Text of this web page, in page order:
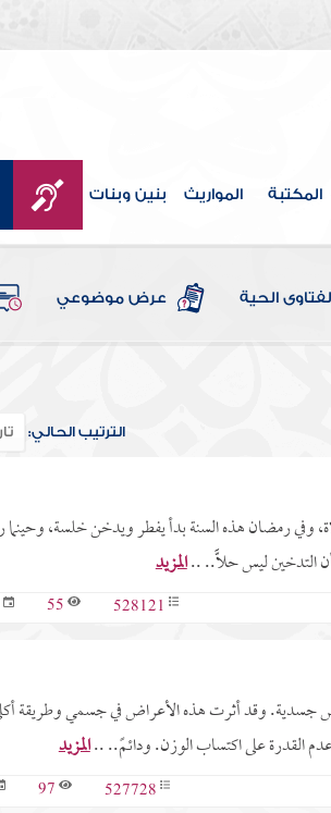
المكتبة المواريث بنين وبنات
الحية عرض موضوعي
الترتيب الحالي:
وفي رمضان هذه السنة بدأ يفطر ويدخن خلسة،
أن التدخين ليس حلًّا.. ..المزيد
528121
55
أعراض جسدية. وقد أثرت هذه الأعراض في جسمي وطريقة
القدرة على اكتساب الوزن. ودائمً.. ..المزيد
527728
97